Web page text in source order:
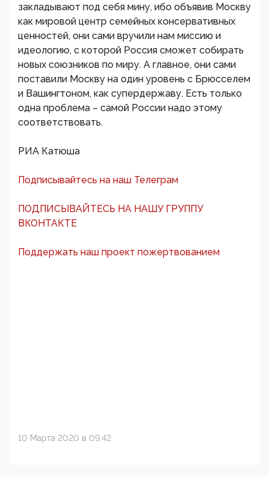
закладывают под себя мину, ибо объявив Москву
как мировой центр семейных консервативных
ценностей, они сами вручили нам миссию и
идеологию, с которой Россия сможет собирать
новых союзников по миру. А главное, они сами
поставили Москву на один уровень с Брюсселем
и Вашингтоном, как супердержаву. Есть только
одна проблема – самой России надо этому
соответствовать.
РИА Катюша
Подписывайтесь на наш Телеграм
ПОДПИСЫВАЙТЕСЬ НА НАШУ ГРУППУ
ВКОНТАКТЕ
Поддержать наш проект пожертвованием
10 Марта 2020 в 09:42